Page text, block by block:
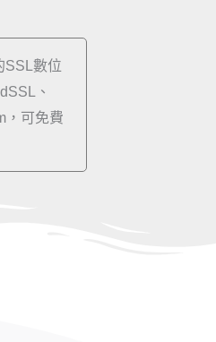
SSL數位
、
，可免費